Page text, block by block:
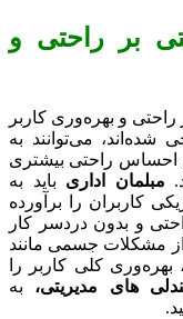
بر راحتی و
و بهره‌وری کاربر
می‌توانند به
احساس راحتی بیشتری
مبلمان اداری باید به
کاربران را برآورده
و بدون دردسر کار
مشکلات جسمی مانند
کلی کاربر را
های مدیریتی، به